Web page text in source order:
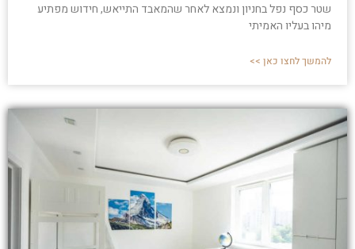
שטר כסף נפל בחניון ונמצא לאחר שהמאבד התייאש, חידוש מפתיע
מיהו בעליו האמיתי
להמשך לחצו כאן >>